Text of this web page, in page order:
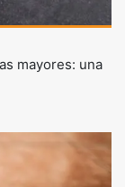
mayores: una